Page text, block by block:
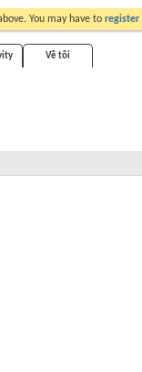
You may have to register
Về tôi